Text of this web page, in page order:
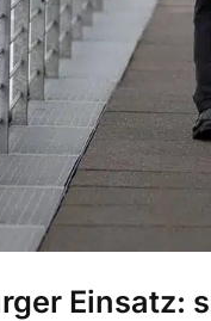
Einsatz: